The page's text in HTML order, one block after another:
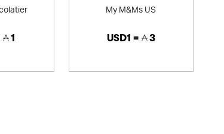
1
My M&Ms US
USD1 = 3